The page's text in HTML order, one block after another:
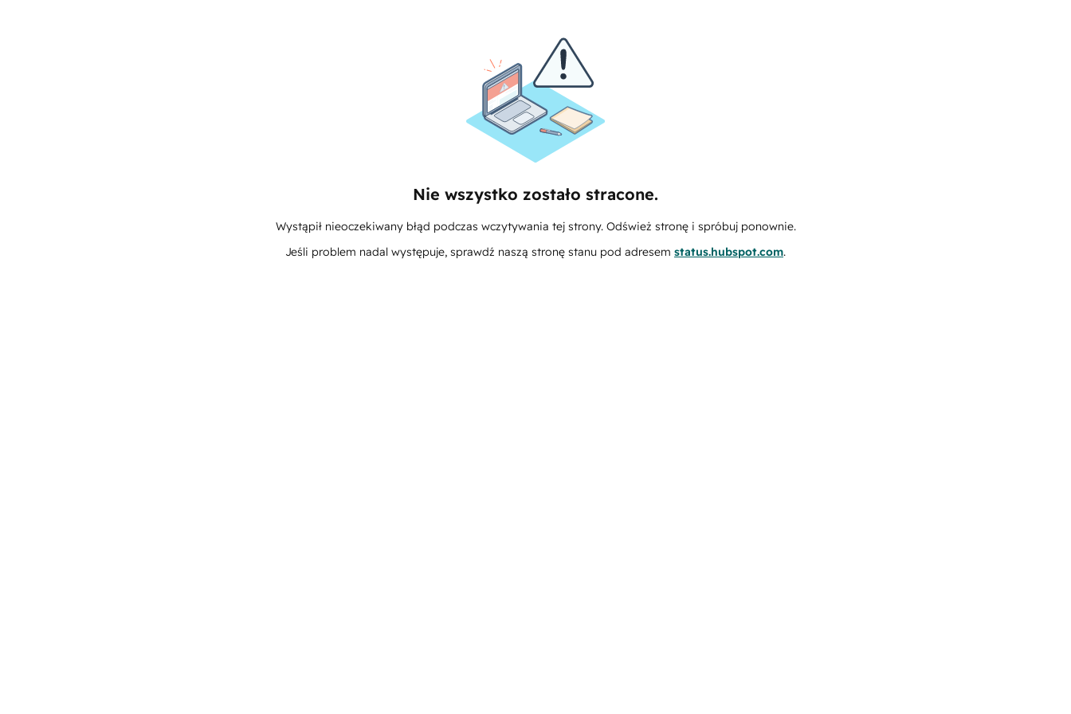
Nie wszystko zostało stracone.
Wystąpił nieoczekiwany błąd podczas wczytywania tej strony. Odśwież stronę i spróbuj ponownie.
Jeśli problem nadal występuje, sprawdź naszą stronę stanu pod adresem status.hubspot.com.